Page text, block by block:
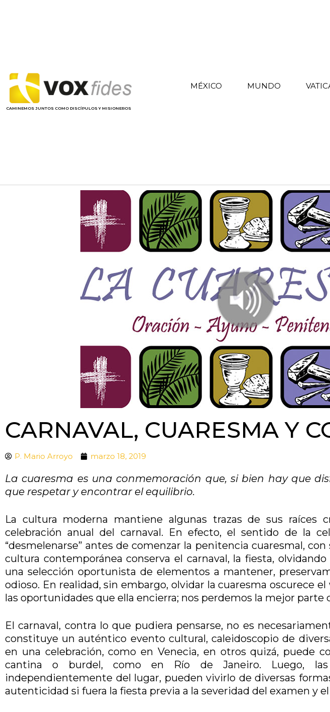
CAMINEMOS JUNTOS COMO DISCÍPULOS Y MISIONEROS
MÉXICO MUNDO
CARNAVAL, CUARESMA Y
P. Mario Arroyo marzo 18, 2019
La cuaresma es una conmemoración que, si bien hay que
que respetar y encontrar el equilibrio.
La cultura moderna mantiene algunas trazas de sus raíces
celebración anual del carnaval. En efecto, el sentido de la
“desmelenarse” antes de comenzar la penitencia cuaresmal,
cultura contemporánea conserva el carnaval, la fiesta,
una selección oportunista de elementos a mantener,
odioso. En realidad, sin embargo, olvidar la cuaresma oscurece
las oportunidades que ella encierra; nos perdemos la mejor parte
El carnaval, contra lo que pudiera pensarse, no es
constituye un auténtico evento cultural, caleidoscopio de
en una celebración, como en Venecia, en otros quizá, puede
cantina o burdel, como en Río de Janeiro. Luego, las
independientemente del lugar, pueden vivirlo de diversas
autenticidad si fuera la fiesta previa a la severidad del examen y